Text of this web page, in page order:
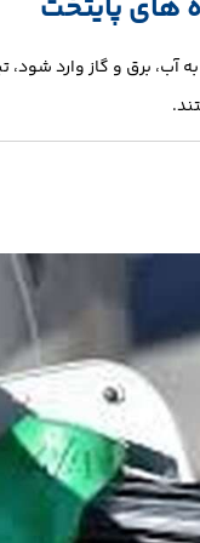
های پایتخت